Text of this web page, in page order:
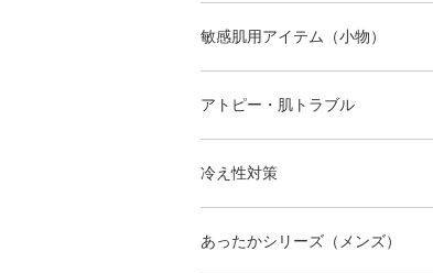
敏感肌用アイテム（小物）
アトピー・肌トラブル
冷え性対策
あったかシリーズ（メンズ）